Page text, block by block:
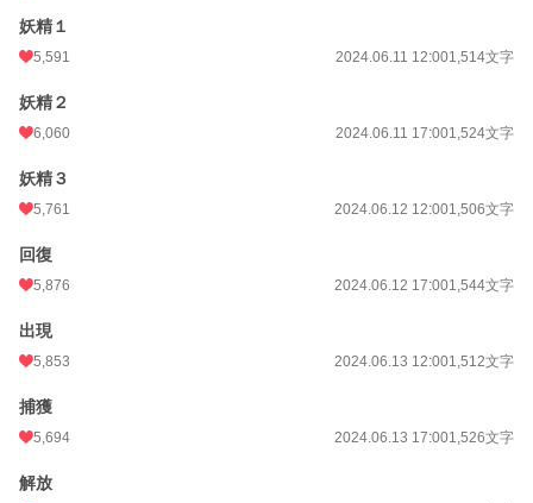
妖精１
5,591 2024.06.11 12:001,514文字
妖精２
6,060 2024.06.11 17:001,524文字
妖精３
5,761 2024.06.12 12:001,506文字
回復
5,876 2024.06.12 17:001,544文字
出現
5,853 2024.06.13 12:001,512文字
捕獲
5,694 2024.06.13 17:001,526文字
解放